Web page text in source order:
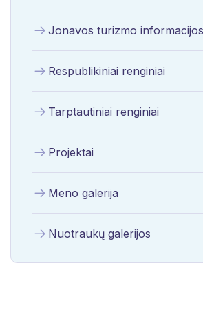
Jonavos turizmo
Respublikiniai renginiai
Tarptautiniai renginiai
Projektai
Meno galerija
Nuotraukų galerijos